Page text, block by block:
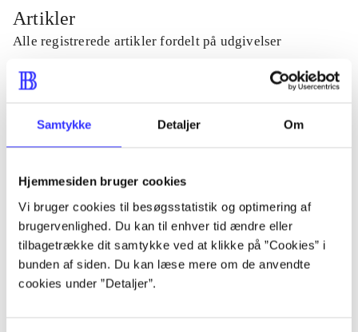
Samtykke Detaljer Om
Hjemmesiden bruger cookies
Vi bruger cookies til besøgsstatistik og optimering af
brugervenlighed. Du kan til enhver tid ændre eller
tilbagetrække dit samtykke ved at klikke på ”Cookies” i
bunden af siden. Du kan læse mere om de anvendte
cookies under ”Detaljer”.
Artikler
Alle registrerede artikler fordelt på udgivelser
...
...
...